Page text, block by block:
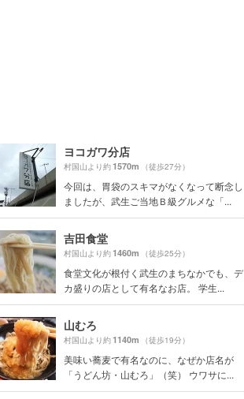
ヨコガワ分店
村国山より約1570m （徒歩27分）
今回は、胃袋のスキマがなくなって断念し
ましたが、武生ご当地Ｂ級グルメな「...
吉田食堂
村国山より約1460m （徒歩25分）
食堂文化が根付く武生のまちなかでも、デ
カ盛りの店として有名なお店。 学生...
山むろ
村国山より約1140m （徒歩19分）
美味い蕎麦で有名なのに、なぜか店名が
「うどん坊・山むろ」（笑） ウワサに...